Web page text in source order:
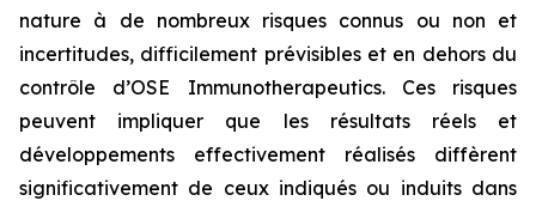
nature à de nombreux risques connus ou non et
incertitudes, difficilement prévisibles et en dehors du
contrôle d’OSE Immunotherapeutics. Ces risques
peuvent impliquer que les résultats réels et
développements effectivement réalisés diffèrent
significativement de ceux indiqués ou induits dans